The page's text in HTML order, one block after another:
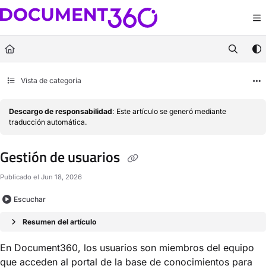
Documentation Index
Fetch the complete documentation index at:https://docs.document360.com/
Use this file to discover all available pages before exploring further.
Vista de categoría
Descargo de responsabilidad: Este artículo se generó mediante
traducción automática.
Gestión de usuarios
Publicado el Jun 18, 2026
Escuchar
Resumen del artículo
En Document360, los usuarios son miembros del equipo
que acceden al portal de la base de conocimientos para